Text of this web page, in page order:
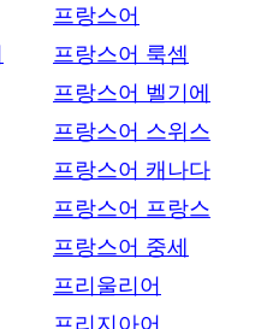
프랑스어
프랑스어 룩셈
프랑스어 벨기에
프랑스어 스위스
프랑스어 캐나다
프랑스어 프랑스
프랑스어 중세
프리울리어
프리지아어